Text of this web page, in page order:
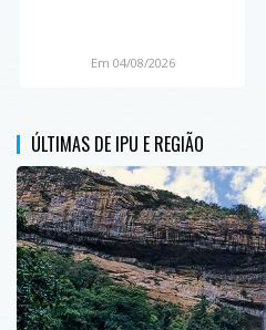
Em 04/08/2026
ÚLTIMAS DE IPU E REGIÃO